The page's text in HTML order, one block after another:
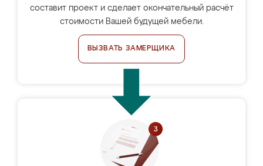
составит проект и сделает окончательный расчёт
стоимости Вашей будущей мебели.
ВЫЗВАТЬ ЗАМЕРЩИКА